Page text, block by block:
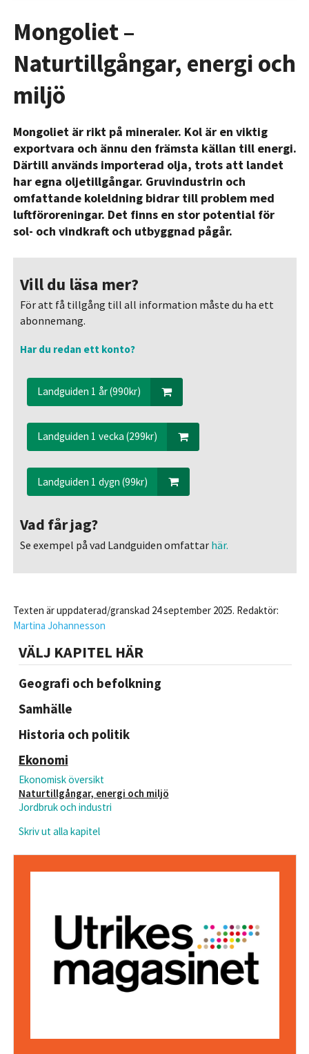
Mongoliet –
Naturtillgångar, energi och
miljö
Mongoliet är rikt på mineraler. Kol är en viktig
exportvara och ännu den främsta källan till energi.
Därtill används importerad olja, trots att landet
har egna oljetillgångar. Gruvindustrin och
omfattande koleldning bidrar till problem med
luftföroreningar. Det finns en stor potential för
sol- och vindkraft och utbyggnad pågår.
Vill du läsa mer?
För att få tillgång till all information måste du ha ett
abonnemang.
Har du redan ett konto?
Landguiden 1 år (990kr)
Landguiden 1 vecka (299kr)
Landguiden 1 dygn (99kr)
Vad får jag?
Se exempel på vad Landguiden omfattarhär.
Texten är uppdaterad/granskad 24 september 2025. Redaktör:
Martina Johannesson
VÄLJ KAPITEL HÄR
Geografi och befolkning
Samhälle
Historia och politik
Ekonomi
Ekonomisk översikt
Naturtillgångar, energi och miljö
Jordbruk och industri
Skriv ut alla kapitel